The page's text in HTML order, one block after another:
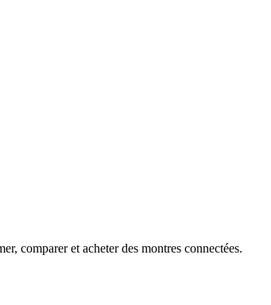
comparer et acheter des montres connectées.